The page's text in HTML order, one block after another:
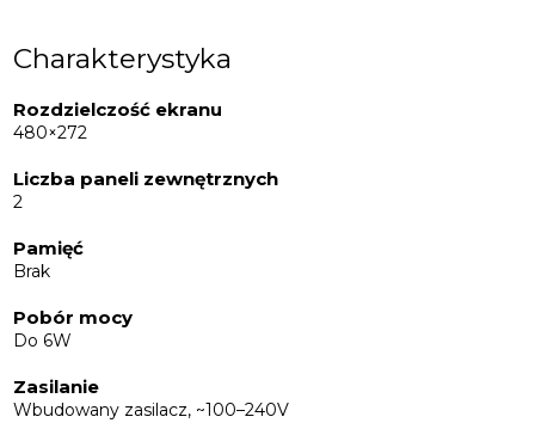
Charakterystyka
Rozdzielczość ekranu
480×272
Liczba paneli zewnętrznych
2
Pamięć
Brak
Pobór mocy
Do 6W
Zasilanie
Wbudowany zasilacz, ~100–240V